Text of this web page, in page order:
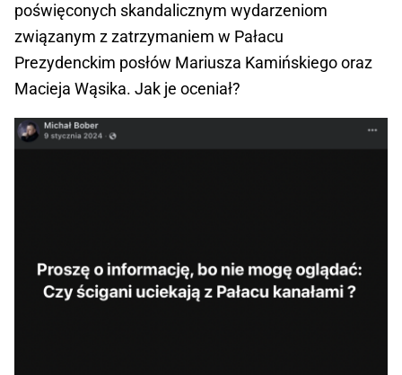
poświęconych skandalicznym wydarzeniom
związanym z zatrzymaniem w Pałacu
Prezydenckim posłów Mariusza Kamińskiego oraz
Macieja Wąsika. Jak je oceniał?